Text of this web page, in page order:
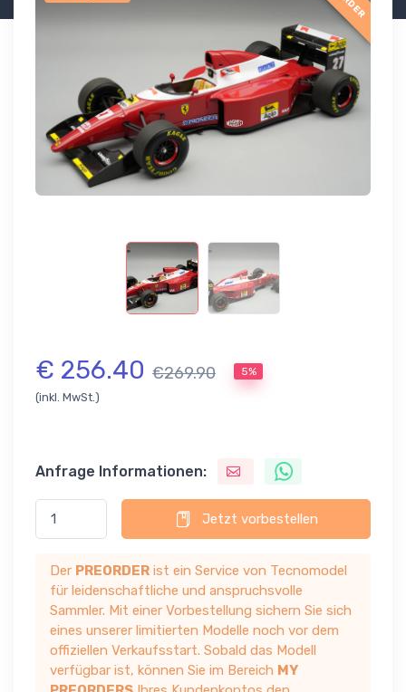
€ 256.40 €269.90 5%
(inkl. MwSt.)
Anfrage Informationen:
Jetzt vorbestellen
Der PREORDER ist ein Service von Tecnomodel
für leidenschaftliche und anspruchsvolle
Sammler. Mit einer Vorbestellung sichern Sie sich
eines unserer limitierten Modelle noch vor dem
offiziellen Verkaufsstart. Sobald das Modell
verfügbar ist, können Sie im Bereich MY